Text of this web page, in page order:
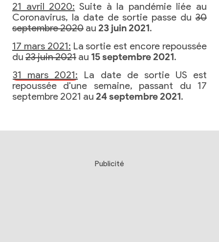
21 avril 2020: Suite à la pandémie liée au
Coronavirus, la date de sortie passe du 30
septembre 2020 au 23 juin 2021.
17 mars 2021: La sortie est encore repoussée
du 23 juin 2021 au 15 septembre 2021.
31 mars 2021: La date de sortie US est
repoussée d'une semaine, passant du 17
septembre 2021 au 24 septembre 2021.
Publicité